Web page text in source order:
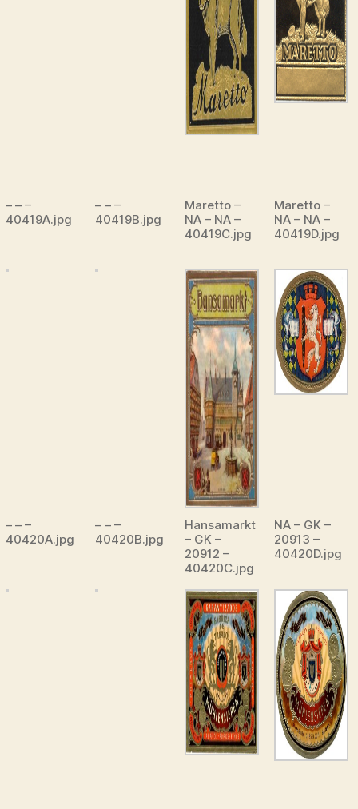
– – –
40419A.jpg
– – –
40419B.jpg
Maretto –
NA – NA –
40419C.jpg
Maretto –
NA – NA –
40419D.jpg
– – –
40420A.jpg
– – –
40420B.jpg
Hansamarkt
– GK –
20912 –
40420C.jpg
NA – GK –
20913 –
40420D.jpg